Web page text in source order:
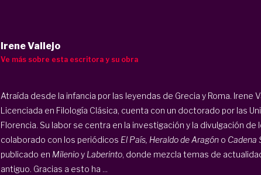
Irene Vallejo
Ve más sobre esta escritora y su obra
Atraída desde la infancia por las leyendas de Grecia y Roma. Irene
Licenciada en Filología Clásica, cuenta con un doctorado por las
Florencia. Su labor se centra en la investigación y la divulgación de
colaborado con los periódicos El País, Heraldo de Aragóno Cadena
publicado en MilenioyLaberinto, donde mezcla temas de
antiguo. Gracias a esto ha ...